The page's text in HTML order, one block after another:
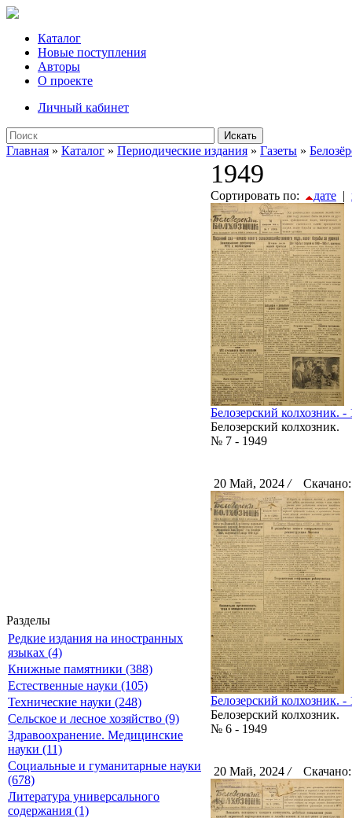
Каталог
Новые поступления
Авторы
О проекте
Личный кабинет
Искать
Главная » Каталог » Периодические издания » Газеты »
Разделы
Редкие издания на иностранных
языках (4)
Книжные памятники (388)
Естественные науки (105)
Технические науки (248)
Сельское и лесное хозяйство (9)
Здравоохранение. Медицинские
науки (11)
Социальные и гуманитарные науки
(678)
Литература универсального
содержания (1)
1949
Сортировать по: дате |
Белозерский колхозник.
Белозерский колхозник.
№ 7 - 1949
20 Май, 2024 /
Белозерский колхозник.
Белозерский колхозник.
№ 6 - 1949
20 Май, 2024 /